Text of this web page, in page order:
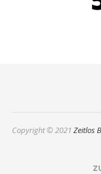
Copyright © 2021 Zeitlos